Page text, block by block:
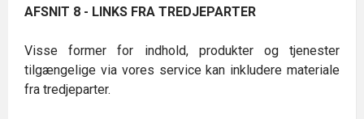
AFSNIT 8 - LINKS FRA TREDJEPARTER
Visse former for indhold, produkter og tjenester
tilgængelige via vores service kan inkludere materiale
fra tredjeparter.